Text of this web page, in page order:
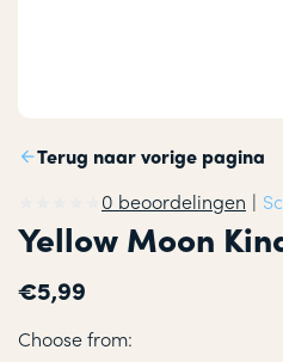
Terug naar vorige pagina
0 beoordelingen |
Yellow Moon
€5,99
Choose from: